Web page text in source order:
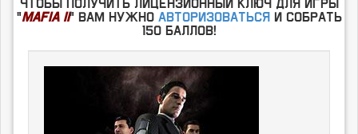
Чтобы получить лицензионный ключ для игры
"Mafia II" Вам нужно Авторизоваться и собрать
150 баллов!